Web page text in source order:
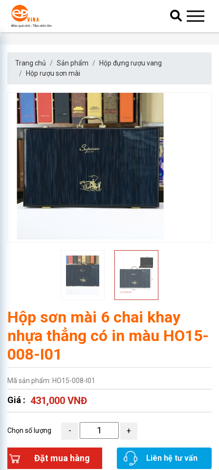
Trang chủ Sản phẩm
Hộp đựng rượu vang
Hộp rượu sơn mài
Hộp sơn mài 6 chai khay
nhựa thẳng có in màu HO15-
008-I01
Mã sản phẩm: HO15-008-I01
Giá : 431,000 VNĐ
Chọn số lượng
Đặt mua hàng Liên hệ tư vấn